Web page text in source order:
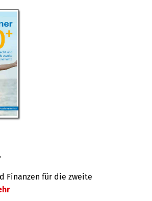
Finanzen für die zweite